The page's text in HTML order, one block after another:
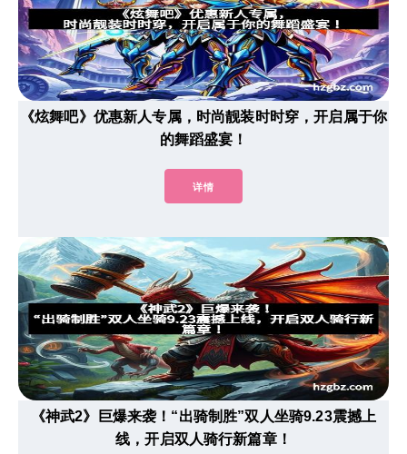
《炫舞吧》优惠新人专属，时尚靓装时时穿，开启属于你
的舞蹈盛宴！
详情
《神武2》巨爆来袭！“出骑制胜”双人坐骑9.23震撼上
线，开启双人骑行新篇章！